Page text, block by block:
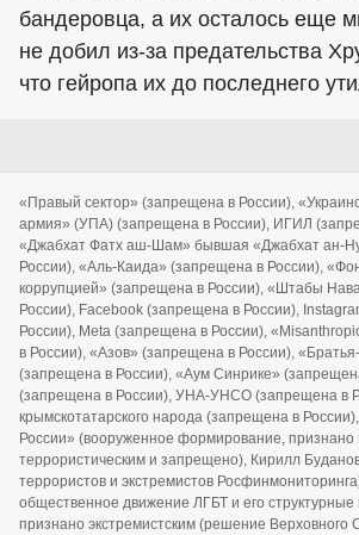
бандеровца, а их осталось еще
не добил из-за предательства
что гейропа их до последнего
«Правый сектор» (запрещена в России),
армия» (УПА) (запрещена в России), ИГИЛ
«Джабхат Фатх аш-Шам» бывшая «Джабхат ан-
России), «Аль-Каида» (запрещена в России),
коррупцией» (запрещена в России), «Штабы
России), Facebook (запрещена в России),
России), Meta (запрещена в России),
в России), «Азов» (запрещена в России),
(запрещена в России), «Аум Синрике»
(запрещена в России), УНА-УНСО (запрещена в
крымскотатарского народа (запрещена в
России» (вооруженное формирование, признано
террористическим и запрещено), Кирилл
террористов и экстремистов
общественное движение ЛГБТ и его
признано экстремистским (решение Верховного